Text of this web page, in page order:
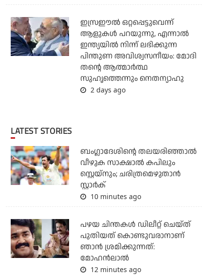
ഇസ്രഈല്‍ ഒറ്റപ്പെട്ടുവെന്ന്
ആളുകള്‍ പറയുന്നു, എന്നാല്‍
ഇന്ത്യയില്‍ നിന്ന് ലഭിക്കുന്ന
പിന്തുണ അവിശ്വസനീയം: മോദി
തന്റെ ആത്മാര്‍ത്ഥ
സുഹൃത്തെന്നും നെതന്യാഹു
2 days ago
LATEST STORIES
ബംഗ്ലാദേശിന്റെ തലയരിഞ്ഞാല്‍
വീഴുക സാക്ഷാല്‍ കപിലും
സ്റ്റെയ്‌നും; ചരിത്രമെഴുതാന്‍
സ്റ്റാര്‍ക്
10 minutes ago
പഴയ ചിന്തകള്‍ ഡിലീറ്റ് ചെയ്ത്
പുതിയത് കൊണ്ടുവരാനാണ്
ഞാന്‍ ശ്രമിക്കുന്നത്:
മോഹന്‍ലാല്‍
12 minutes ago